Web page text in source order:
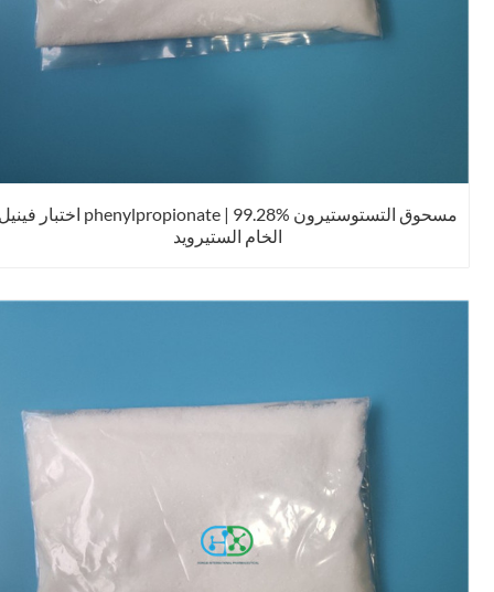
مسحوق التستوستيرون phenylpropionate | 99.28% اختبار فينيل
الخام الستيرويد